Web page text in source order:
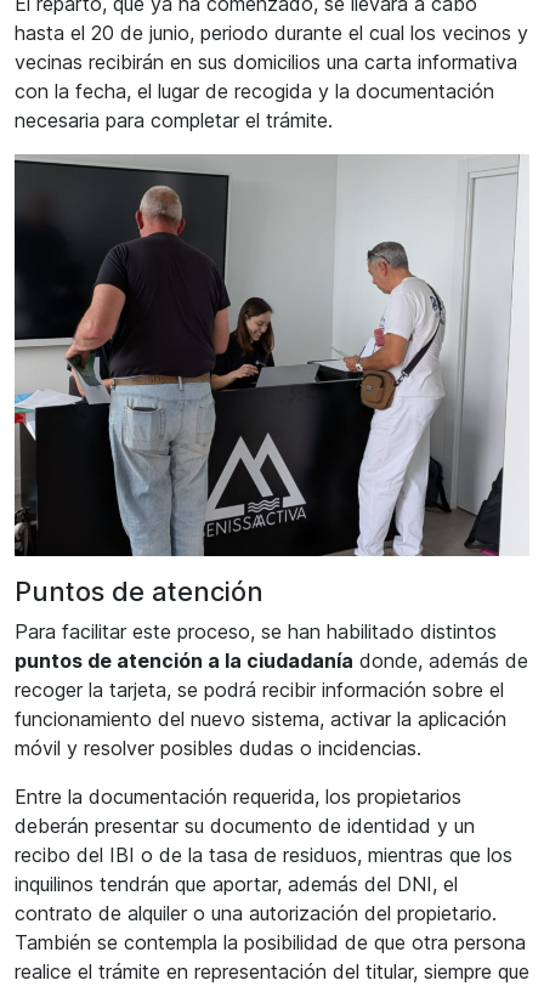
hasta el 20 de junio, periodo durante el cual los vecinos y
vecinas recibirán en sus domicilios una carta informativa
con la fecha, el lugar de recogida y la documentación
necesaria para completar el trámite.
Puntos de atención
Para facilitar este proceso, se han habilitado distintos
puntos de atención a la ciudadanía donde, además de
recoger la tarjeta, se podrá recibir información sobre el
funcionamiento del nuevo sistema, activar la aplicación
móvil y resolver posibles dudas o incidencias.
Entre la documentación requerida, los propietarios
deberán presentar su documento de identidad y un
recibo del IBI o de la tasa de residuos, mientras que los
inquilinos tendrán que aportar, además del DNI, el
contrato de alquiler o una autorización del propietario.
También se contempla la posibilidad de que otra persona
realice el trámite en representación del titular, siempre que